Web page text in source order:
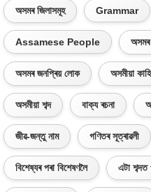
অসমৰ জিলাসমূহ Grammar
Assamese People অসমৰ
অসমৰ জনপ্ৰিয় লোক অসমীয়া
অসমীয়া শব্দ বাক্য ৰচনা
জীৱ-জন্তু নাম গণিতৰ সূত্ৰাৱলী
বিশেষ্যৰ পৰা বিশেষণলৈ এটা শব্দত